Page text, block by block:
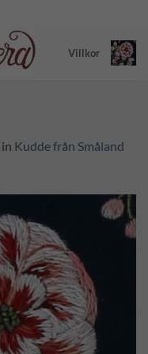
Villkor
in Kudde från Småland